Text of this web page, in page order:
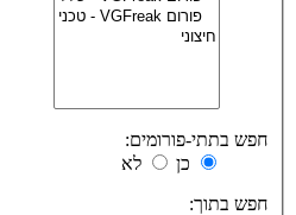
חפש בתתי-פורומים:
כן
לא
חפש בתוך: